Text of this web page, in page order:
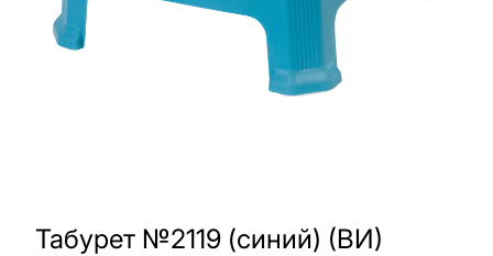
Табурет №2119 (синий) (ВИ)